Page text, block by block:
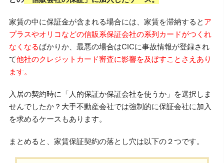
家賃の中に保証金が含まれる場合には、家賃を滞納すると ア
プラスやオリコなどの信販系保証会社の系列カードがつくれ
なくなるばかりか、最悪の場合はCICに事故情報が登録され
て他社のクレジットカード審査に影響を及ぼすことさえあり
ます。
入居の契約時に「人的保証か保証会社を使うか」を選択しま
せんでしたか？大手不動産会社では強制的に保証会社に加入
を求めるケースもあります。
まとめると、家賃保証契約の落とし穴は以下の２つです。